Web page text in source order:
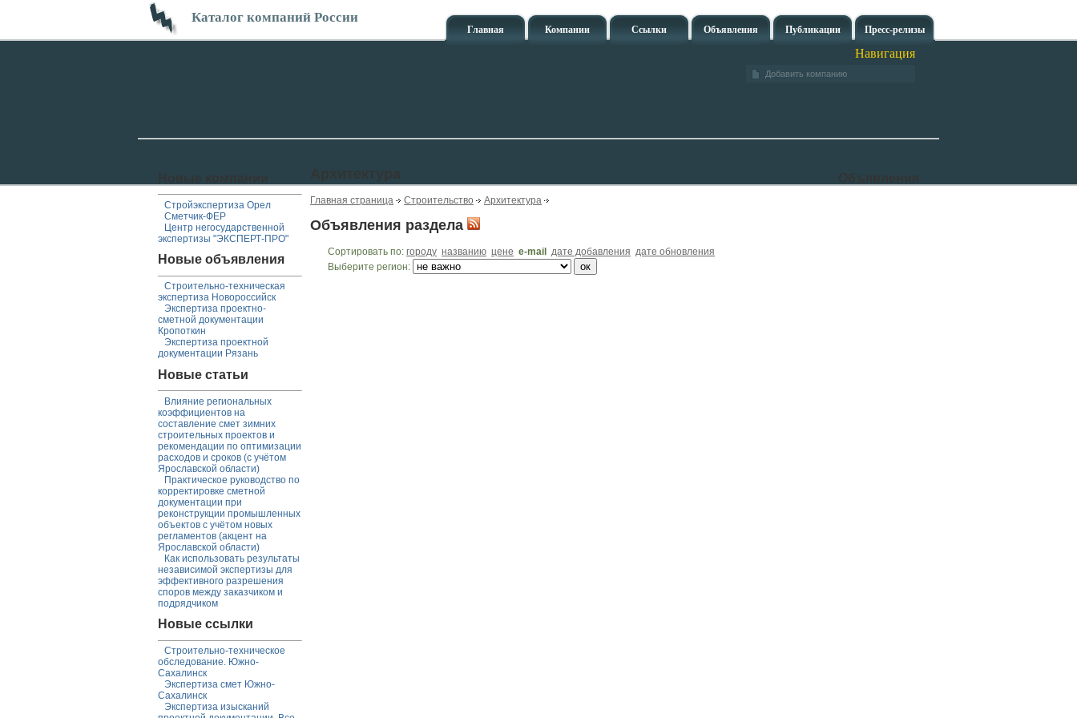
Каталог компаний России
Главная Компании Ссылки Объявления Публикации Пресс-релизы
Навигация
Добавить компанию
Стройэкспертиза Орел
Сметчик-ФЕР
Центр негосударственной
экспертизы "ЭКСПЕРТ-ПРО"
Новые объявления
Строительно-техническая
экспертиза Новороссийск
Экспертиза проектно-
сметной документации
Кропоткин
Экспертиза проектной
документации Рязань
Новые статьи
Влияние региональных
коэффициентов на
составление смет зимних
строительных проектов и
рекомендации по оптимизации
расходов и сроков (с учётом
Ярославской области)
Практическое руководство по
корректировке сметной
документации при
реконструкции промышленных
объектов с учётом новых
регламентов (акцент на
Ярославской области)
Как использовать результаты
независимой экспертизы для
эффективного разрешения
споров между заказчиком и
подрядчиком
Новые ссылки
Строительно-техническое
обследование. Южно-
Сахалинск
Экспертиза смет Южно-
Сахалинск
Экспертиза изысканий
Главная страница Строительство Архитектура
Объявления раздела
Сортировать по: городу названию цене e-mail дате добавления
дате обновления
Выберите регион: